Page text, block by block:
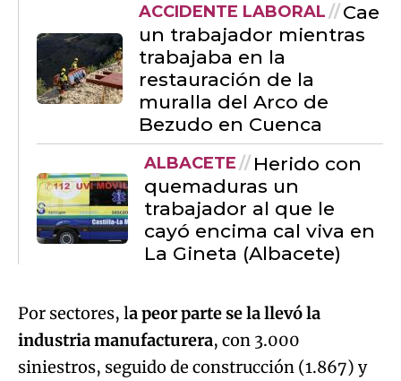
ACCIDENTE LABORAL
Cae
un trabajador mientras
trabajaba en la
restauración de la
muralla del Arco de
Bezudo en Cuenca
ALBACETE
Herido con
quemaduras un
trabajador al que le
cayó encima cal viva en
La Gineta (Albacete)
Por sectores, la peor parte se la llevó la
industria manufacturera, con 3.000
siniestros, seguido de construcción (1.867) y